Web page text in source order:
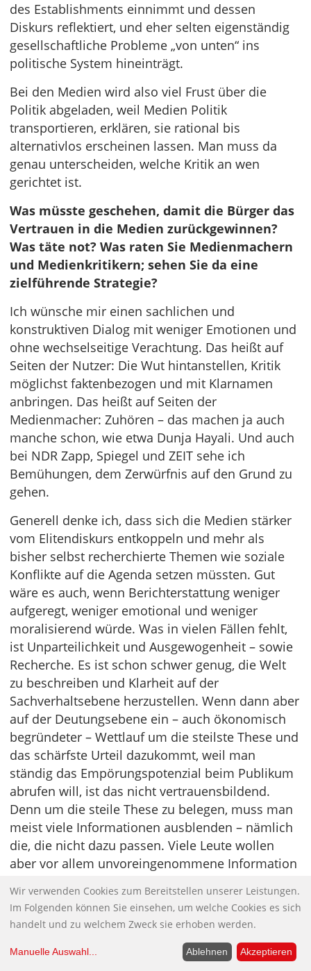
des Establishments einnimmt und dessen
Diskurs reflektiert, und eher selten eigenständig
gesellschaftliche Probleme „von unten“ ins
politische System hineinträgt.
Bei den Medien wird also viel Frust über die
Politik abgeladen, weil Medien Politik
transportieren, erklären, sie rational bis
alternativlos erscheinen lassen. Man muss da
genau unterscheiden, welche Kritik an wen
gerichtet ist.
Was müsste geschehen, damit die Bürger das
Vertrauen in die Medien zurückgewinnen?
Was täte not? Was raten Sie Medienmachern
und Medienkritikern; sehen Sie da eine
zielführende Strategie?
Ich wünsche mir einen sachlichen und
konstruktiven Dialog mit weniger Emotionen und
ohne wechselseitige Verachtung. Das heißt auf
Seiten der Nutzer: Die Wut hintanstellen, Kritik
möglichst faktenbezogen und mit Klarnamen
anbringen. Das heißt auf Seiten der
Medienmacher: Zuhören – das machen ja auch
manche schon, wie etwa Dunja Hayali. Und auch
bei NDR Zapp, Spiegel und ZEIT sehe ich
Bemühungen, dem Zerwürfnis auf den Grund zu
gehen.
Generell denke ich, dass sich die Medien stärker
vom Elitendiskurs entkoppeln und mehr als
bisher selbst recherchierte Themen wie soziale
Konflikte auf die Agenda setzen müssten. Gut
wäre es auch, wenn Berichterstattung weniger
aufgeregt, weniger emotional und weniger
moralisierend würde. Was in vielen Fällen fehlt,
ist Unparteilichkeit und Ausgewogenheit – sowie
Recherche. Es ist schon schwer genug, die Welt
zu beschreiben und Klarheit auf der
Sachverhaltsebene herzustellen. Wenn dann aber
auf der Deutungsebene ein – auch ökonomisch
begründeter – Wettlauf um die steilste These und
das schärfste Urteil dazukommt, weil man
ständig das Empörungspotenzial beim Publikum
abrufen will, ist das nicht vertrauensbildend.
Denn um die steile These zu belegen, muss man
meist viele Informationen ausblenden – nämlich
die, die nicht dazu passen. Viele Leute wollen
aber vor allem unvoreingenommene Information
eigenes Urteil zu fällen.
Ich bedanke mich für das Gespräch.
Wir verwenden Cookies zum Bereitstellen unserer Leistungen.
Im Folgenden können Sie einsehen, um welche Cookies es sich
handelt und zu welchem Zweck sie erhoben werden.
Manuelle Auswahl... Ablehnen Akzeptieren